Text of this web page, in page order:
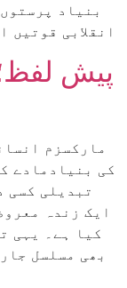
بنیاد
انقلابی
پیش
مارکسزم
کی بنیادمادے
تبدیلی کسی
ایک زندہ
کیا ہے۔ یہی
بھی مسلسل